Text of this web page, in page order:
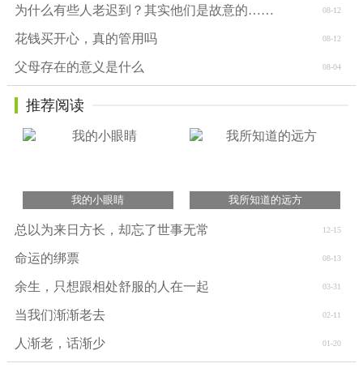
08-12
为什么有些人老迟到？其实他们是故意的……
08-12
花钱买开心，真的管用吗
08-04
父母存在的意义是什么
推荐阅读
我的小眼睛 我所知道的远方
12-15
总以为来日方长，却忘了世事无常
08-13
命运的绑票
03-31
余生，只想跟相处舒服的人在一起
02-11
当我们渐渐老去
01-20
人渐老，话渐少